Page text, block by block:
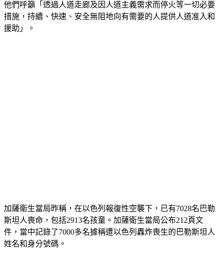
他們呼籲「透過人道走廊及因人道主義需求而停火等一切必要
措施，持續、快速、安全無阻地向有需要的人提供人道准入和
援助」。
加薩衛生當局昨稱，在以色列報復性空襲下，已有7028名巴勒
斯坦人喪命，包括2913名孩童。加薩衛生當局公布212頁文
件，當中記錄了7000多名據稱遭以色列轟炸喪生的巴勒斯坦人
姓名和身分號碼。